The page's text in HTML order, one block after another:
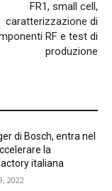
FR1, small cell,
caratterizzazione di
RF e test di
produzione
di Bosch, entra nel
la
italiana
2022